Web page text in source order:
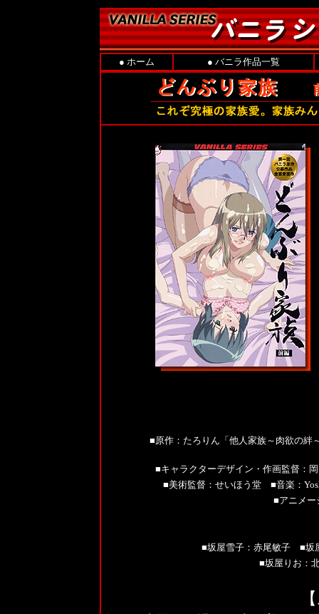
● ホーム ● バニラ作品一覧
■原作：たろりん「他人家族～肉欲の絆
■キャラクターデザイン・作画監督：
■美術監督：せいほう堂■音楽：
■アニメー
■坂屋雪子 ：赤尾敏子 ■坂
■坂屋りお ：
【